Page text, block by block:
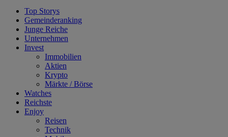
Top Storys
Gemeinderanking
Junge Reiche
Unternehmen
Invest
Immobilien
Aktien
Krypto
Märkte / Börse
Watches
Reichste
Enjoy
Reisen
Technik